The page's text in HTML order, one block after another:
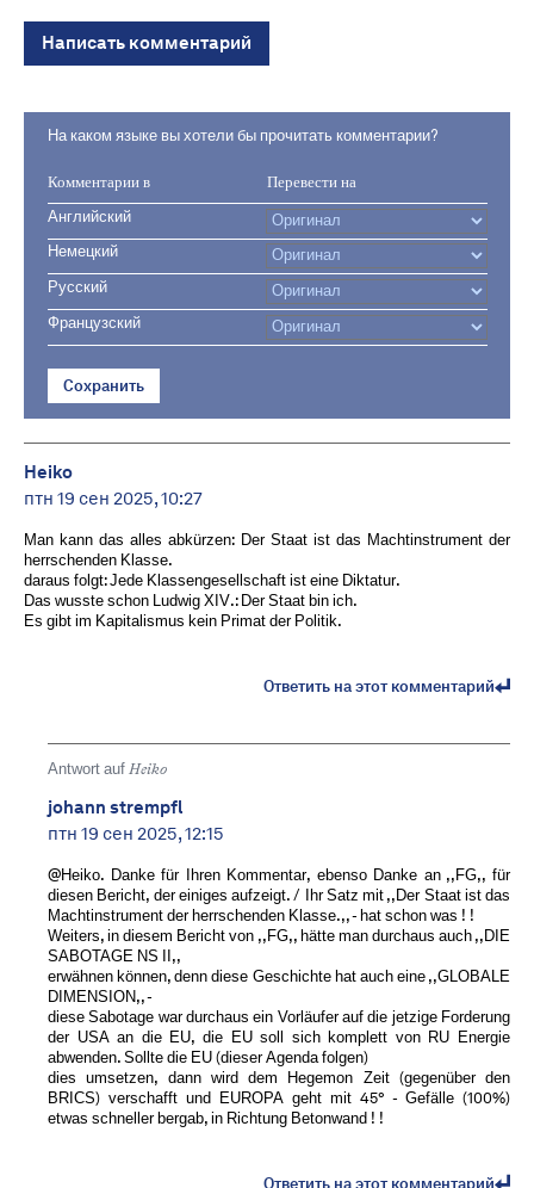
Написать комментарий
На каком языке вы хотели бы прочитать комментарии?
Комментарии в Перевести на
Английский
Немецкий
Русский
Французский
Сохранить
Heiko
птн 19 сен 2025, 10:27
Man kann das alles abkürzen: Der Staat ist das Machtinstrument der
herrschenden Klasse.
daraus folgt: Jede Klassengesellschaft ist eine Diktatur.
Das wusste schon Ludwig XIV.: Der Staat bin ich.
Es gibt im Kapitalismus kein Primat der Politik.
Ответить на этот комментарий
Antwort auf Heiko
johann strempfl
птн 19 сен 2025, 12:15
@Heiko. Danke für Ihren Kommentar, ebenso Danke an ,,FG,, für
diesen Bericht, der einiges aufzeigt. / Ihr Satz mit ,,Der Staat ist das
Machtinstrument der herrschenden Klasse.,, - hat schon was ! !
Weiters, in diesem Bericht von ,,FG,, hätte man durchaus auch ,,DIE
SABOTAGE NS II,,
erwähnen können, denn diese Geschichte hat auch eine ,,GLOBALE
DIMENSION,, -
diese Sabotage war durchaus ein Vorläufer auf die jetzige Forderung
der USA an die EU, die EU soll sich komplett von RU Energie
abwenden. Sollte die EU (dieser Agenda folgen)
dies umsetzen, dann wird dem Hegemon Zeit (gegenüber den
BRICS) verschafft und EUROPA geht mit 45° - Gefälle (100%)
etwas schneller bergab, in Richtung Betonwand ! !
Ответить на этот комментарий